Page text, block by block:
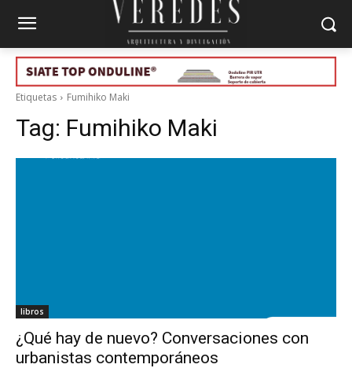
Etiquetas Fumihiko Maki
Tag: Fumihiko Maki
libros
¿Qué hay de nuevo? Conversaciones con
urbanistas contemporáneos